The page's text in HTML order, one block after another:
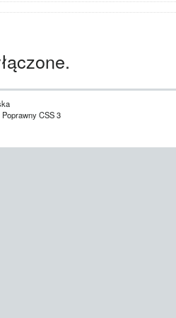
CSS 3